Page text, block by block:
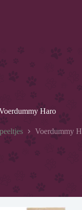
Haro
Voerdummy